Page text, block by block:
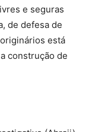
e seguras
de defesa de
está
construção de